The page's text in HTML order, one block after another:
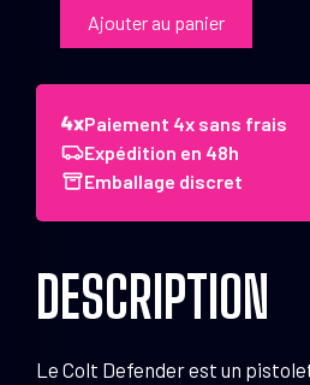
Pistolet
Colt
ACP
FDE
Cerakote
Ajouter au panier
Paiement 4x sans frais
Expédition en 48h
Emballage discret
DESCRIPTION
Le Colt Defender est un